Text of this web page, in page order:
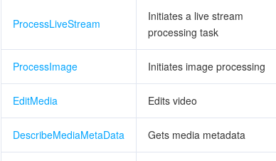
ProcessLiveStream
Initiates a live stream
processing task
ProcessImage Initiates image processing
EditMedia Edits video
DescribeMediaMetaData Gets media metadata